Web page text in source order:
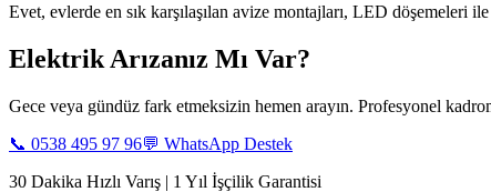
Evet, evlerde en sık karşılaşılan avize montajları, LED döşemeleri
Elektrik Arızanız Mı Var?
Gece veya gündüz fark etmeksizin hemen arayın. Profesyonel
📞 0538 495 97 96💬 WhatsApp Destek
30 Dakika Hızlı Varış | 1 Yıl İşçilik Garantisi